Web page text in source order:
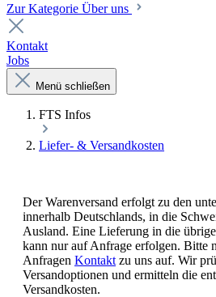
Zur Kategorie Über uns
Kontakt
Jobs
Menü schließen
FTS Infos
Liefer- & Versandkosten
Der Warenversand erfolgt zu den
innerhalb Deutschlands, in die
Ausland. Eine Lieferung in die
kann nur auf Anfrage erfolgen. Bitte
Anfragen Kontakt zu uns auf. Wir
Versandoptionen und ermitteln die
Versandkosten.